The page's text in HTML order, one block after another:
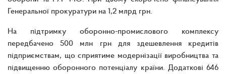
Генеральної прокуратури на 1,2 млрд грн.
На підтримку оборонно-промислового комплексу
передбачено 500 млн грн для здешевлення кредитів
підприємствам, що сприятиме модернізації виробництва та
підвищенню оборонного потенціалу країни. Додаткові 646